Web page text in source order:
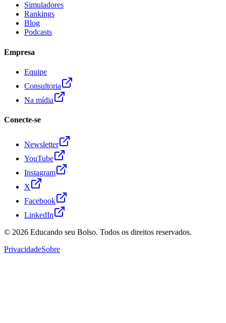
Simuladores
Rankings
Blog
Podcasts
Empresa
Equipe
Consultoria
Na mídia
Conecte-se
Newsletter
YouTube
Instagram
X
Facebook
LinkedIn
© 2026 Educando seu Bolso. Todos os direitos reservados.
PrivacidadeSobre